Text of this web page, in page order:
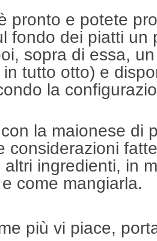
pronto e potete
fondo dei piatti un
sopra di essa,
tutto otto) e
la
la maionese di
considerazioni
ingredienti, in
come mangiarla.
più vi piace,